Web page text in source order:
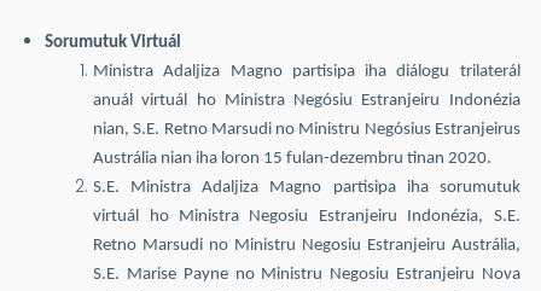
Sorumutuk Virtuál
Ministra Adaljiza Magno partisipa iha diálogu trilaterál
anuál virtuál ho Ministra Negósiu Estranjeiru Indonézia
nian, S.E. Retno Marsudi no Ministru Negósius Estranjeirus
Austrália nian iha loron 15 fulan-dezembru tinan 2020.
S.E. Ministra Adaljiza Magno partisipa iha sorumutuk
virtuál ho Ministra Negosiu Estranjeiru Indonézia, S.E.
Retno Marsudi no Ministru Negosiu Estranjeiru Austrália,
S.E. Marise Payne no Ministru Negosiu Estranjeiru Nova